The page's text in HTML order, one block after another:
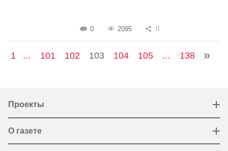
0 2095 0
1 ... 101 102 103 104 105 ... 138
Проекты
О газете